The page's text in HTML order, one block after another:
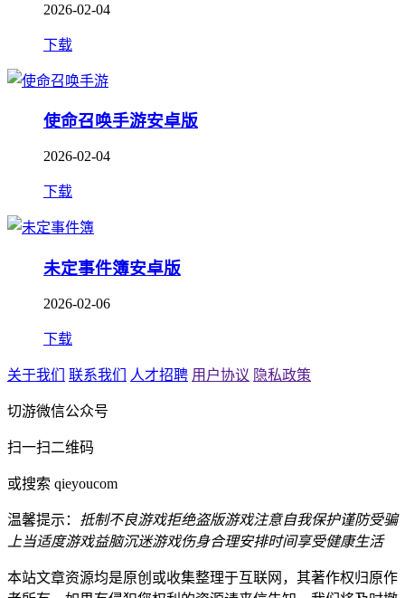
2026-02-04
下载
使命召唤手游安卓版
2026-02-04
下载
未定事件簿安卓版
2026-02-06
下载
关于我们 联系我们 人才招聘 用户协议 隐私政策
切游微信公众号
扫一扫二维码
或搜索 qieyoucom
温馨提示： 抵制不良游戏拒绝盗版游戏注意自我保护谨防受骗
上当适度游戏益脑沉迷游戏伤身合理安排时间享受健康生活
本站文章资源均是原创或收集整理于互联网，其著作权归原作